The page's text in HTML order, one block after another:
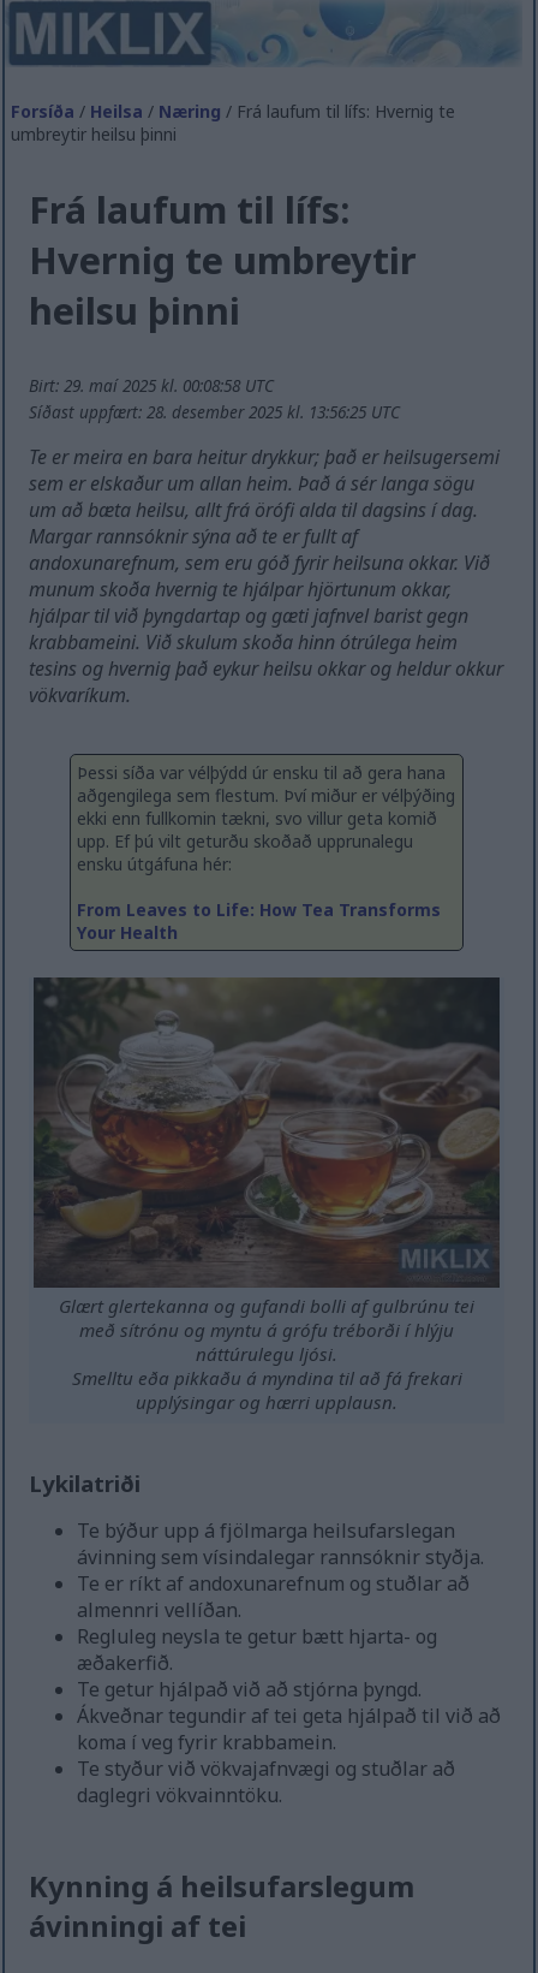
Forsíða / Heilsa / Næring / Frá laufum til lífs: Hvernig te
umbreytir heilsu þinni
Frá laufum til lífs:
Hvernig te umbreytir
heilsu þinni
Birt: 29. maí 2025 kl. 00:08:58 UTC
Síðast uppfært: 28. desember 2025 kl. 13:56:25 UTC
Te er meira en bara heitur drykkur; það er heilsugersemi
sem er elskaður um allan heim. Það á sér langa sögu
um að bæta heilsu, allt frá örófi alda til dagsins í dag.
Margar rannsóknir sýna að te er fullt af
andoxunarefnum, sem eru góð fyrir heilsuna okkar. Við
munum skoða hvernig te hjálpar hjörtunum okkar,
hjálpar til við þyngdartap og gæti jafnvel barist gegn
krabbameini. Við skulum skoða hinn ótrúlega heim
tesins og hvernig það eykur heilsu okkar og heldur okkur
vökvaríkum.
Þessi síða var vélþýdd úr ensku til að gera hana
aðgengilega sem flestum. Því miður er vélþýðing
ekki enn fullkomin tækni, svo villur geta komið
upp. Ef þú vilt geturðu skoðað upprunalegu
ensku útgáfuna hér:
From Leaves to Life: How Tea Transforms
Your Health
Glært glertekanna og gufandi bolli af gulbrúnu tei
með sítrónu og myntu á grófu tréborði í hlýju
náttúrulegu ljósi.
Smelltu eða pikkaðu á myndina til að fá frekari
upplýsingar og hærri upplausn.
Lykilatriði
Te býður upp á fjölmarga heilsufarslegan
ávinning sem vísindalegar rannsóknir styðja.
Te er ríkt af andoxunarefnum og stuðlar að
almennri vellíðan.
Regluleg neysla te getur bætt hjarta- og
æðakerfið.
Te getur hjálpað við að stjórna þyngd.
Ákveðnar tegundir af tei geta hjálpað til við að
koma í veg fyrir krabbamein.
Te styður við vökvajafnvægi og stuðlar að
daglegri vökvainntöku.
Kynning á heilsufarslegum
ávinningi af tei